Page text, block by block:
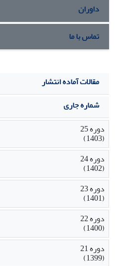
داوران
تماس با ما
مقالات آماده انتشار
شماره جاری
دوره 25
(1403)
دوره 24
(1402)
دوره 23
(1401)
دوره 22
(1400)
دوره 21
(1399)